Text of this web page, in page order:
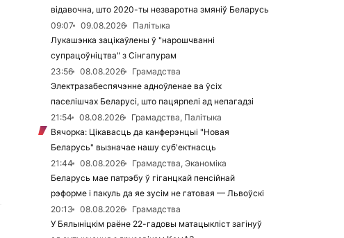
відавочна, што 2020-ты незваротна змяніў Беларусь
09:07
09.08.2026
Палітыка
Лукашэнка зацікаўлены ў "нарошчванні
супрацоўніцтва" з Сінгапурам
23:56
08.08.2026
Грамадства
Электразабеспячэнне адноўленае ва ўсіх
паселішчах Беларусі, што пацярпелі ад непагадзі
21:54
08.08.2026
Грамадства, Палітыка
Вячорка: Цікавасць да канферэнцыі "Новая
Беларусь" вызначае нашу суб'ектнасць
21:44
08.08.2026
Грамадства, Эканоміка
Беларусь мае патрэбу ў гіганцкай пенсійнай
рэформе і пакуль да яе зусім не гатовая — Львоўскі
20:13
08.08.2026
Грамадства
У Бялыніцкім раёне 22-гадовы матацыкліст загінуў